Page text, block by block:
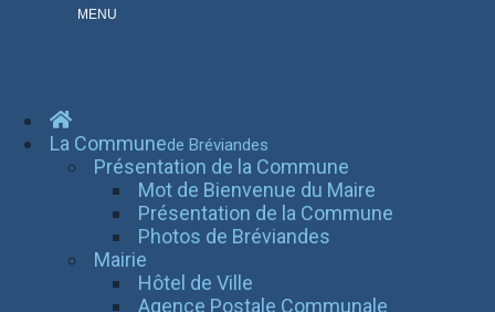
MENU
La Communede Bréviandes
Présentation de la Commune
Mot de Bienvenue du Maire
Présentation de la Commune
Photos de Bréviandes
Mairie
Hôtel de Ville
Agence Postale Communale